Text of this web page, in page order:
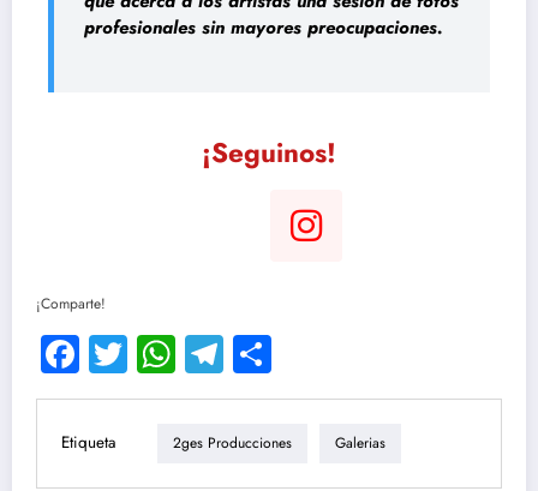
profesionales sin mayores preocupaciones.
¡Seguinos!
¡Comparte!
Facebook
TwitterWhatsApp
Telegram
Etiqueta 2ges Producciones Galerias